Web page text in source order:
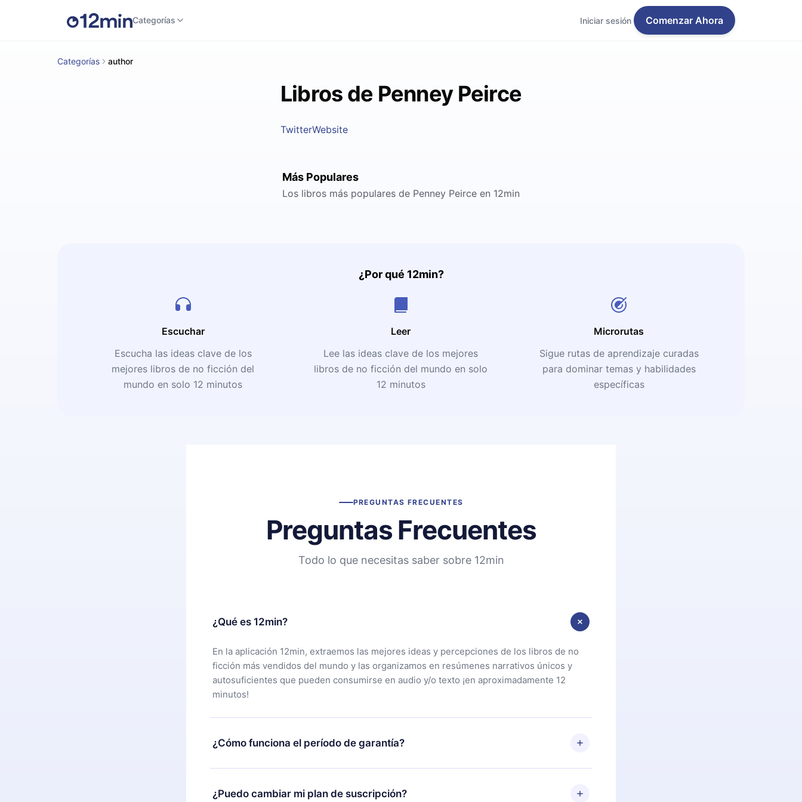
Categorías Iniciar sesión Comenzar Ahora
Categorías author
Libros de Penney Peirce
TwitterWebsite
Más Populares
Los libros más populares de Penney Peirce en 12min
¿Por qué 12min?
Escuchar
Escucha las ideas clave de los
mejores libros de no ficción del
mundo en solo 12 minutos
Leer
Lee las ideas clave de los mejores
libros de no ficción del mundo en solo
12 minutos
Microrutas
Sigue rutas de aprendizaje curadas
para dominar temas y habilidades
específicas
PREGUNTAS FRECUENTES
Preguntas Frecuentes
Todo lo que necesitas saber sobre 12min
¿Qué es 12min?
En la aplicación 12min, extraemos las mejores ideas y percepciones de los libros de no
ficción más vendidos del mundo y las organizamos en resúmenes narrativos únicos y
autosuficientes que pueden consumirse en audio y/o texto ¡en aproximadamente 12
minutos!
¿Cómo funciona el período de garantía?
Puedes descargar nuestra aplicación y comenzar a disfrutar de nuestra biblioteca. Si por
alguna razón no estás satisfecho con nuestra plataforma, simplemente contacta a
¿Puedo cambiar mi plan de suscripción?